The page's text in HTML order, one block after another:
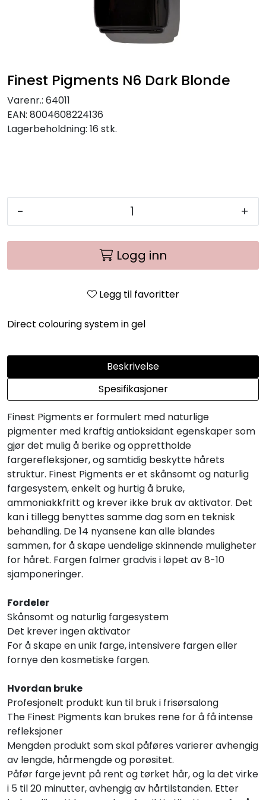
Finest Pigments N6 Dark Blonde
Varenr.: 64011
EAN: 8004608224136
Lagerbeholdning: 16 stk.
- +
Logg inn
Legg til favoritter
Direct colouring system in gel
Beskrivelse
Spesifikasjoner
Finest Pigments er formulert med naturlige
pigmenter med kraftig antioksidant egenskaper som
gjør det mulig å berike og opprettholde
fargerefleksjoner, og samtidig beskytte hårets
struktur. Finest Pigments er et skånsomt og naturlig
fargesystem, enkelt og hurtig å bruke,
ammoniakkfritt og krever ikke bruk av aktivator. Det
kan i tillegg benyttes samme dag som en teknisk
behandling. De 14 nyansene kan alle blandes
sammen, for å skape uendelige skinnende muligheter
for håret. Fargen falmer gradvis i løpet av 8-10
sjamponeringer.
Fordeler
Skånsomt og naturlig fargesystem
Det krever ingen aktivator
For å skape en unik farge, intensivere fargen eller
fornye den kosmetiske fargen.
Hvordan bruke
Profesjonelt produkt kun til bruk i frisørsalong
The Finest Pigments kan brukes rene for å få intense
refleksjoner
Mengden produkt som skal påføres varierer avhengig
av lengde, hårmengde og porøsitet.
Påfør farge jevnt på rent og tørket hår, og la det virke
i 5 til 20 minutter, avhengig av hårtilstanden. Etter